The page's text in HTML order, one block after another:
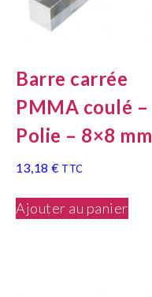
Barre carrée
PMMA coulé –
Polie – 8×8 mm
13,18 € TTC
Ajouter au panier